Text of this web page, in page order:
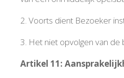
2. Voorts dient Bezoeker
3. Het niet opvolgen van
Artikel 11: